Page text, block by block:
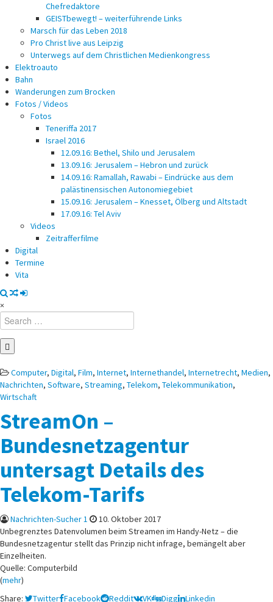
Chefredaktore
GEISTbewegt! – weiterführende Links
Marsch für das Leben 2018
Pro Christ live aus Leipzig
Unterwegs auf dem Christlichen Medienkongress
Elektroauto
Bahn
Wanderungen zum Brocken
Fotos / Videos
Fotos
Teneriffa 2017
Israel 2016
12.09.16: Bethel, Shilo und Jerusalem
13.09.16: Jerusalem – Hebron und zurück
14.09.16: Ramallah, Rawabi – Eindrücke aus dem
palästinensischen Autonomiegebiet
15.09.16: Jerusalem – Knesset, Ölberg und Altstadt
17.09.16: Tel Aviv
Videos
Zeitrafferfilme
Digital
Termine
Vita
×
Search
for:
Posted
in
Computer, Digital, Film, Internet, Internethandel, Internetrecht, Medien,
Nachrichten, Software, Streaming, Telekom, Telekommunikation,
Wirtschaft
StreamOn –
Bundesnetzagentur
untersagt Details des
Telekom-Tarifs
Nachrichten-Sucher 1
10. Oktober 2017
Unbegrenztes Datenvolumen beim Streamen im Handy-Netz – die
Bundesnetzagentur stellt das Prinzip nicht infrage, bemängelt aber
Einzelheiten.
Quelle: Computerbild
(mehr)
Share:
Twitter Facebook Reddit VK Digg Linkedin